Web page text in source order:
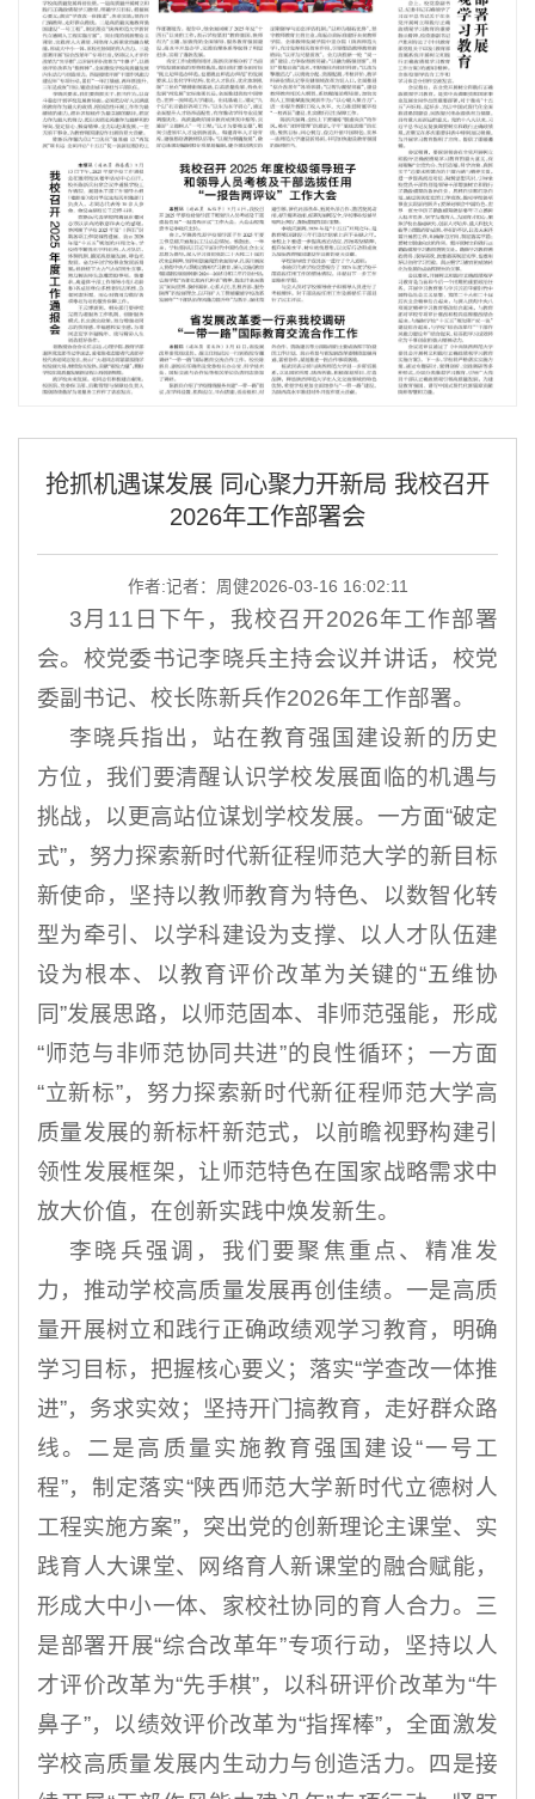
抢抓机遇谋发展 同心聚力开新局 我校召开
2026年工作部署会
作者:记者：周健2026-03-16 16:02:11
3月11日下午，我校召开2026年工作部署
会。校党委书记李晓兵主持会议并讲话，校党
委副书记、校长陈新兵作2026年工作部署。
李晓兵指出，站在教育强国建设新的历史
方位，我们要清醒认识学校发展面临的机遇与
挑战，以更高站位谋划学校发展。一方面“破定
式”，努力探索新时代新征程师范大学的新目标
新使命，坚持以教师教育为特色、以数智化转
型为牵引、以学科建设为支撑、以人才队伍建
设为根本、以教育评价改革为关键的“五维协
同”发展思路，以师范固本、非师范强能，形成
“师范与非师范协同共进”的良性循环；一方面
“立新标”，努力探索新时代新征程师范大学高
质量发展的新标杆新范式，以前瞻视野构建引
领性发展框架，让师范特色在国家战略需求中
放大价值，在创新实践中焕发新生。
李晓兵强调，我们要聚焦重点、精准发
力，推动学校高质量发展再创佳绩。一是高质
量开展树立和践行正确政绩观学习教育，明确
学习目标，把握核心要义；落实“学查改一体推
进”，务求实效；坚持开门搞教育，走好群众路
线。二是高质量实施教育强国建设“一号工
程”，制定落实“陕西师范大学新时代立德树人
工程实施方案”，突出党的创新理论主课堂、实
践育人大课堂、网络育人新课堂的融合赋能，
形成大中小一体、家校社协同的育人合力。三
是部署开展“综合改革年”专项行动，坚持以人
才评价改革为“先手棋”，以科研评价改革为“牛
鼻子”，以绩效评价改革为“指挥棒”，全面激发
学校高质量发展内生动力与创造活力。四是接